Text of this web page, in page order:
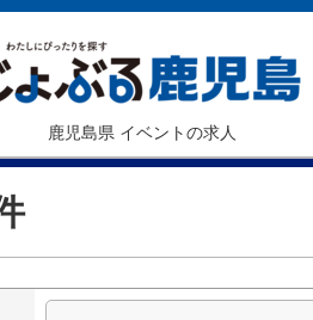
鹿児島県 イベントの求人